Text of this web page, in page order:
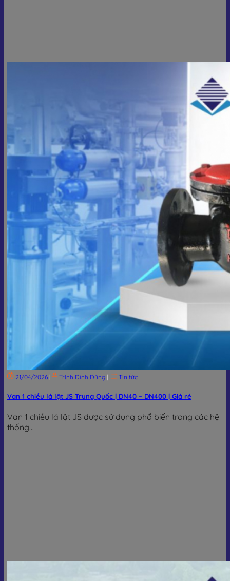
21/04/2026 | Trịnh Đình Dũng | Tin tức
Van 1 chiều lá lật JS Trung Quốc | DN40 – DN400 | Giá rẻ
Van 1 chiều lá lật JS được sử dụng phổ biến trong các hệ
thống...